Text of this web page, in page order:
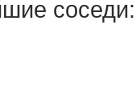
соседи: